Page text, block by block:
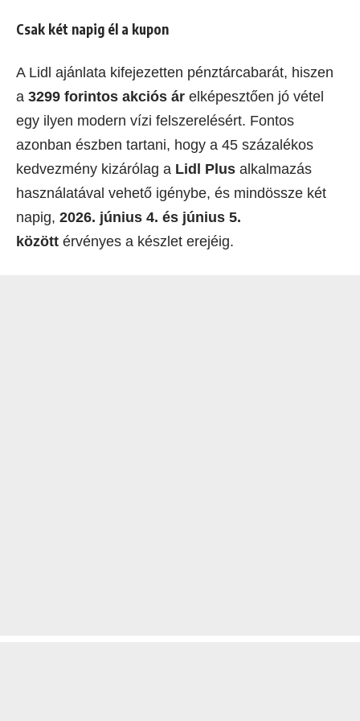
Csak két napig él a kupon
A Lidl ajánlata kifejezetten pénztárcabarát, hiszen
a 3299 forintos akciós ár elképesztően jó vétel
egy ilyen modern vízi felszerelésért. Fontos
azonban észben tartani, hogy a 45 százalékos
kedvezmény kizárólag a Lidl Plus alkalmazás
használatával vehető igénybe, és mindössze két
napig, 2026. június 4. és június 5.
között érvényes a készlet erejéig.